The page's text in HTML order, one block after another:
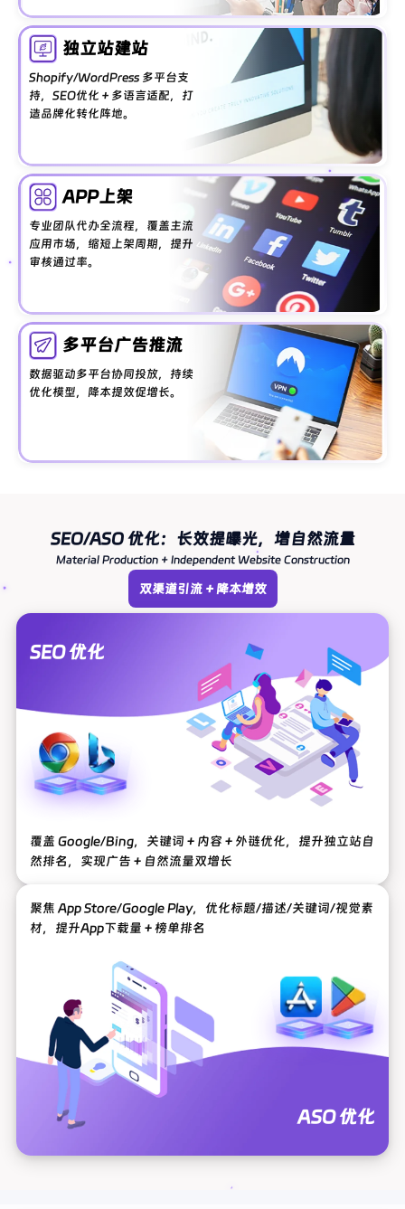
独立站建站
Shopify/WordPress 多平台支
持，SEO优化＋多语言适配，打
造品牌化转化阵地。
APP上架
专业团队代办全流程，覆盖主流
应用市场，缩短上架周期，提升
审核通过率。
多平台广告推流
数据驱动多平台协同投放，持续
优化模型，降本提效促增长。
SEO/ASO 优化：长效提曝光，增自然流量
Material Production + Independent Website Construction
双渠道引流 + 降本增效
SEO 优化
覆盖 Google/Bing，关键词＋内容＋外链优化，提升独立站自
然排名，实现广告＋自然流量双增长
聚焦 App Store/Google Play，优化标题/描述/关键词/视觉素
材，提升App下载量＋榜单排名
ASO 优化